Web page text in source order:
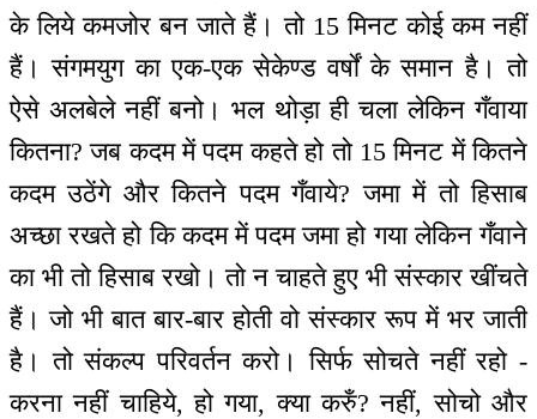
के लिये कमजोर बन जाते हैं। तो 15 मिनट कोई कम नहीं
हैं। संगमयुग का एक-एक सेकेण्ड वर्षों के समान है। तो
ऐसे अलबेले नहीं बनो। भल थोड़ा ही चला लेकिन गँवाया
कितना? जब कदम में पदम कहते हो तो 15 मिनट में कितने
कदम उठेंगे और कितने पदम गँवाये? जमा में तो हिसाब
अच्छा रखते हो कि कदम में पदम जमा हो गया लेकिन गँवाने
का भी तो हिसाब रखो। तो न चाहते हुए भी संस्कार खींचते
हैं। जो भी बात बार-बार होती वो संस्कार रूप में भर जाती
है। तो संकल्प परिवर्तन करो। सिर्फ सोचते नहीं रहो -
करना नहीं चाहिये, हो गया, क्या करुँ? नहीं, सोचो और